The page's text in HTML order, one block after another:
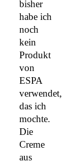
bisher
habe ich
noch
kein
Produkt
von
ESPA
verwendet,
das ich
mochte.
Die
Creme
aus